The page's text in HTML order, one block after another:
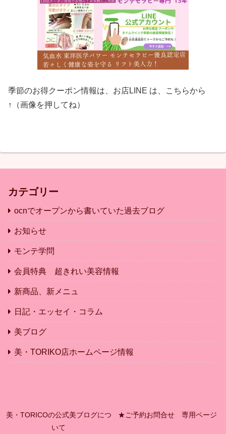
季節のお得クーポン情報は、お店LINE は、こちらから
↑（画像を押してね）
カテゴリー
ocnでオープンから書いていた過去ブログ
お知らせ
モンテ学問
会員特典 超きれい美容情報
新商品、新メニュ
日記・エッセイ・コラム
美ブログ
美・TORIKO店ホームページ情報
美・TORICOの公式美ブログにつ
いて
★ご予約お問合せ 専用ページ